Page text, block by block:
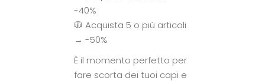
-40%
🧥 Acquista 5 o più articoli
→ -50%
È il momento perfetto per
fare scorta dei tuoi capi e